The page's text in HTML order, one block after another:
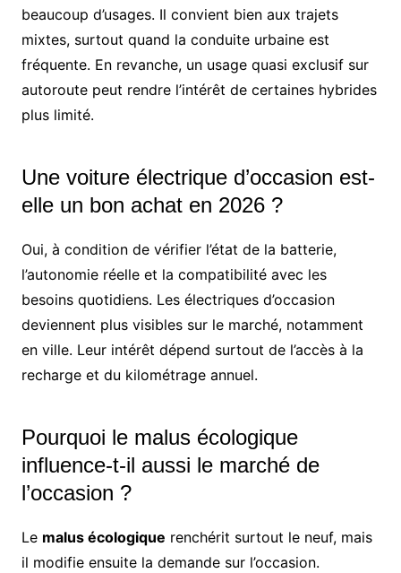
beaucoup d’usages. Il convient bien aux trajets
mixtes, surtout quand la conduite urbaine est
fréquente. En revanche, un usage quasi exclusif sur
autoroute peut rendre l’intérêt de certaines hybrides
plus limité.
Une voiture électrique d’occasion est-
elle un bon achat en 2026 ?
Oui, à condition de vérifier l’état de la batterie,
l’autonomie réelle et la compatibilité avec les
besoins quotidiens. Les électriques d’occasion
deviennent plus visibles sur le marché, notamment
en ville. Leur intérêt dépend surtout de l’accès à la
recharge et du kilométrage annuel.
Pourquoi le malus écologique
influence-t-il aussi le marché de
l’occasion ?
Le malus écologique renchérit surtout le neuf, mais
il modifie ensuite la demande sur l’occasion.